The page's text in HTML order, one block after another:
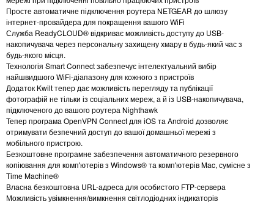
Просте автоматичне підключення роутера NETGEAR до шлюзу
інтернет-провайдера для покращення вашого WiFi
Служба ReadyCLOUD® відкриває можливість доступу до USB-
накопичувача через персональну захищену хмару в будь-який час з
будь-якого місця.
Технологія Smart Connect забезпечує інтелектуальний вибір
найшвидшого WiFi-діапазону для кожного з пристроїв
Додаток Kwilt тепер дає можливість перегляду та публікації
фотографій не тільки із соціальних мереж, а й із USB-накопичувача,
підключеного до вашого роутера Nighthawk
Тепер програма OpenVPN Connect для iOS та Android дозволяє
отримувати безпечний доступ до вашої домашньої мережі з
мобільного пристрою.
Безкоштовне програмне забезпечення автоматичного резервного
копіювання для комп'ютерів з Windows® та комп'ютерів Mac, сумісне з
Time Machine®
Власна безкоштовна URL-адреса для особистого FTP-сервера
Можливість увімкнення/вимкнення світлодіодних індикаторів